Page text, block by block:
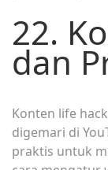
22.
dan
Konten life
digemari di
praktis untuk